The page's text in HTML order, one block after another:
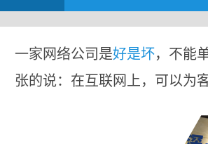
一家网络公司是好是坏，不能
张的说：在互联网上，可以为